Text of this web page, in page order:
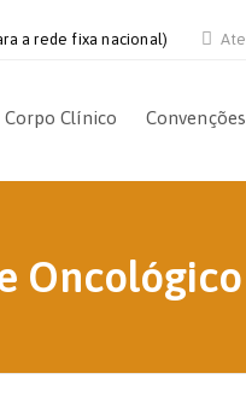
a rede fixa nacional)
Corpo Clínico Convenções
Oncológico